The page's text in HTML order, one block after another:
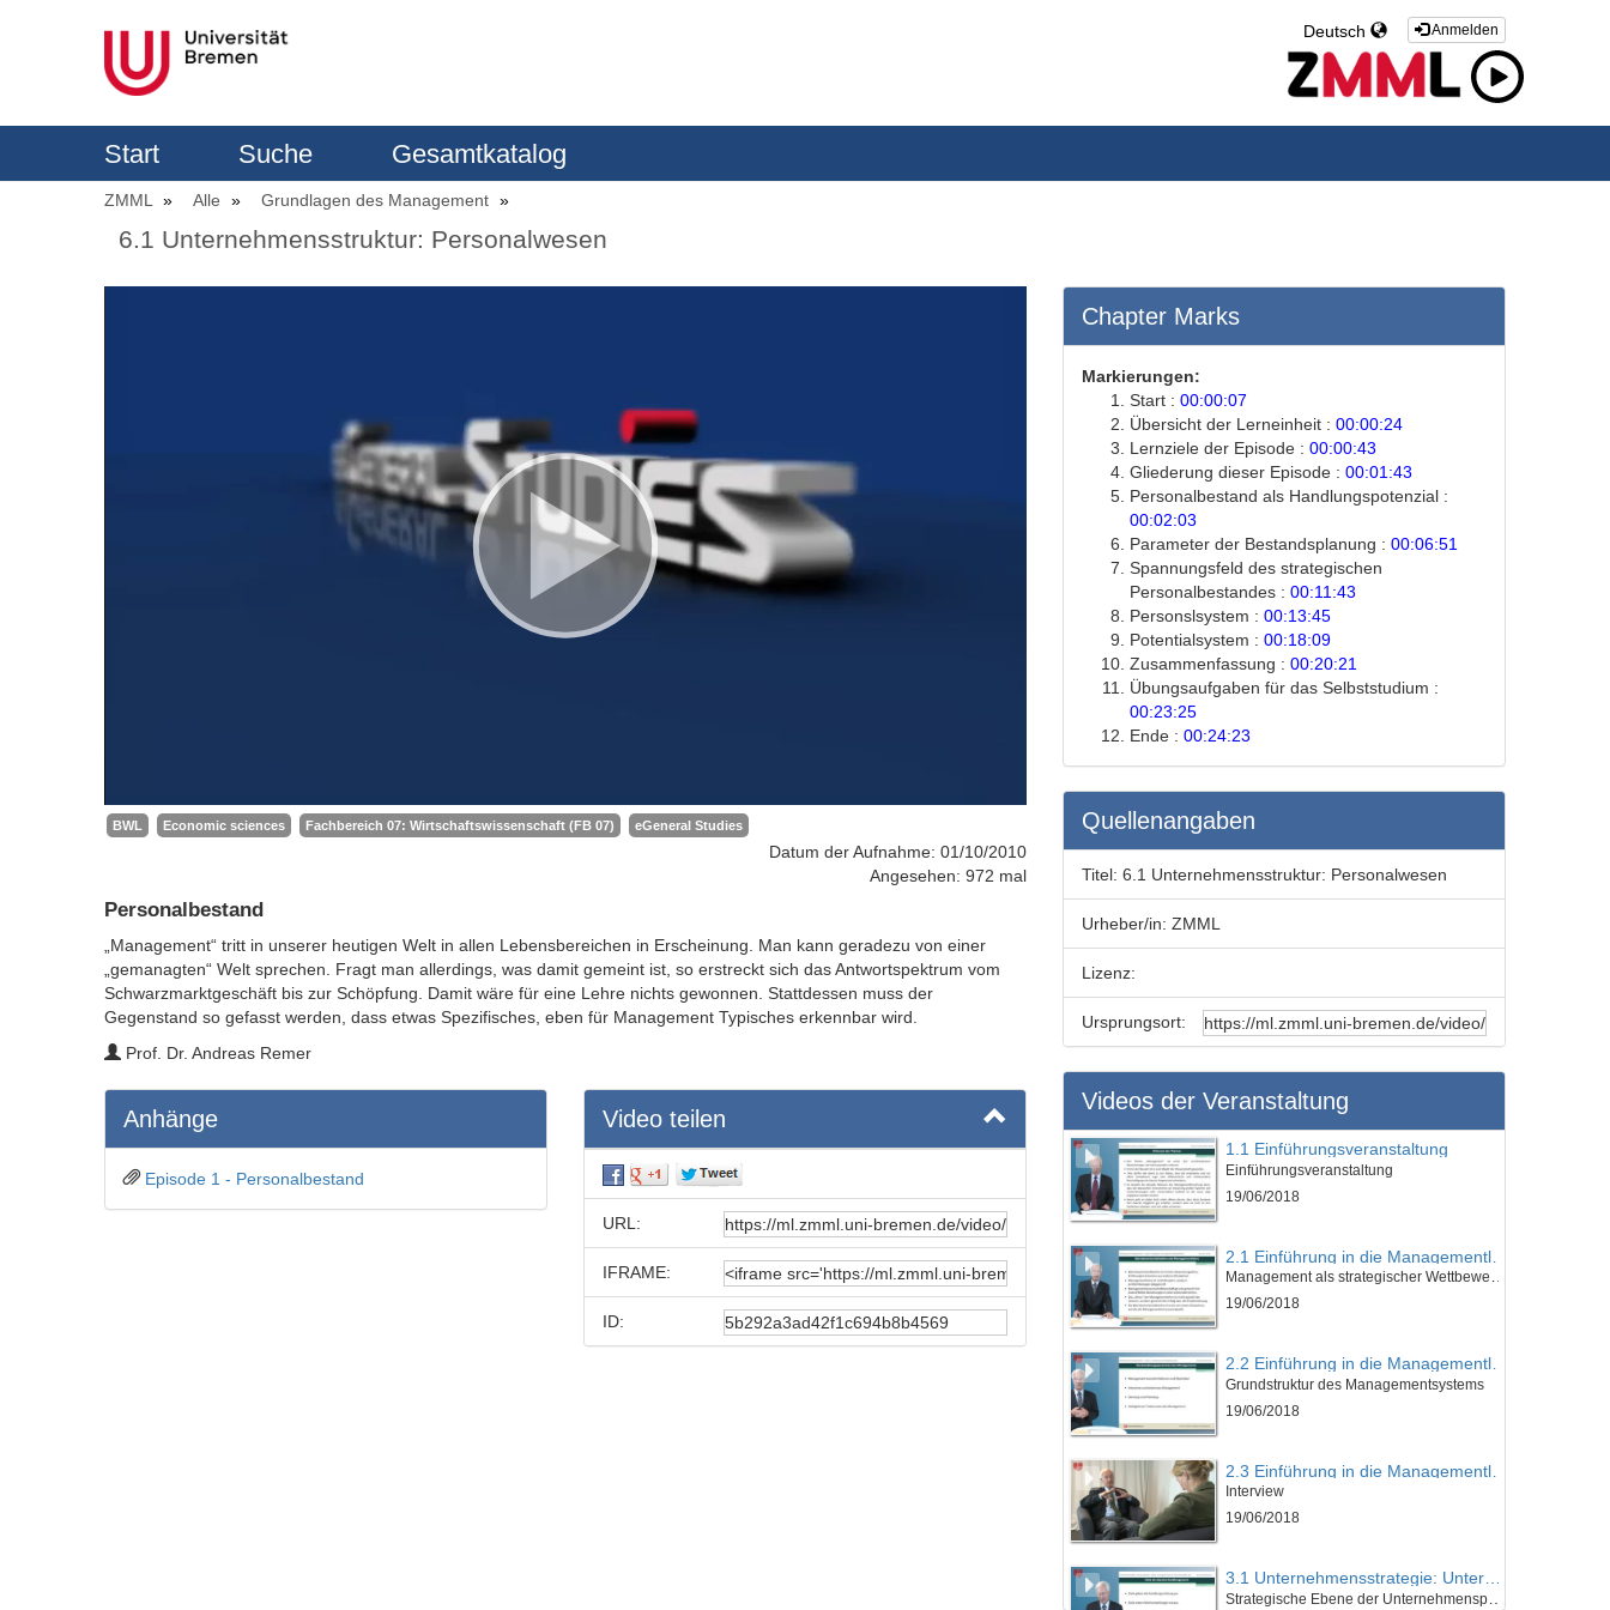
Anmelden
Deutsch
Start Suche Gesamtkatalog
ZMML Alle Grundlagen des Management
6.1 Unternehmensstruktur: Personalwesen
BWL Economic sciences Fachbereich 07: Wirtschaftswissenschaft (FB 07) eGeneral Studies
Datum der Aufnahme: 01/10/2010
Angesehen: 972 mal
Personalbestand
„Management“ tritt in unserer heutigen Welt in allen Lebensbereichen in Erscheinung. Man kann geradezu von einer
„gemanagten“ Welt sprechen. Fragt man allerdings, was damit gemeint ist, so erstreckt sich das Antwortspektrum vom
Schwarzmarktgeschäft bis zur Schöpfung. Damit wäre für eine Lehre nichts gewonnen. Stattdessen muss der
Gegenstand so gefasst werden, dass etwas Spezifisches, eben für Management Typisches erkennbar wird.
Prof. Dr. Andreas Remer
Anhänge
Episode 1 - Personalbestand
Video teilen
URL:
IFRAME:
ID:
Chapter Marks
Markierungen:
Start : 00:00:07
Übersicht der Lerneinheit : 00:00:24
Lernziele der Episode : 00:00:43
Gliederung dieser Episode : 00:01:43
Personalbestand als Handlungspotenzial :
00:02:03
Parameter der Bestandsplanung : 00:06:51
Spannungsfeld des strategischen
Personalbestandes : 00:11:43
Personslsystem : 00:13:45
Potentialsystem : 00:18:09
Zusammenfassung : 00:20:21
Übungsaufgaben für das Selbststudium :
00:23:25
Ende : 00:24:23
Quellenangaben
Titel: 6.1 Unternehmensstruktur: Personalwesen
Urheber/in: ZMML
Lizenz:
Ursprungsort:
Videos der Veranstaltung
1.1 Einführungsveranstaltung
Einführungsveranstaltung
19/06/2018
Management als strategischer Wettbewerbsfaktor
19/06/2018
Grundstruktur des Managementsystems
19/06/2018
Interview
19/06/2018